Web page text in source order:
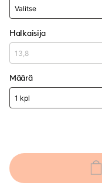
Halkaisija
Määrä